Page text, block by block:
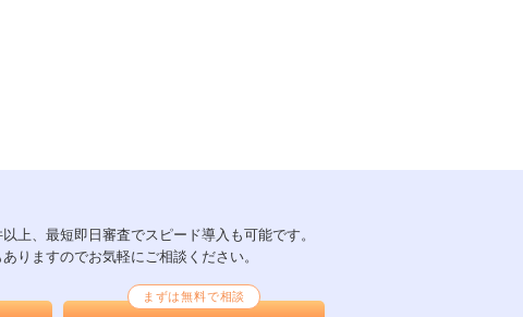
上、最短即日審査でスピード導入も可能です。
りますのでお気軽にご相談ください。
まずは無料で相談